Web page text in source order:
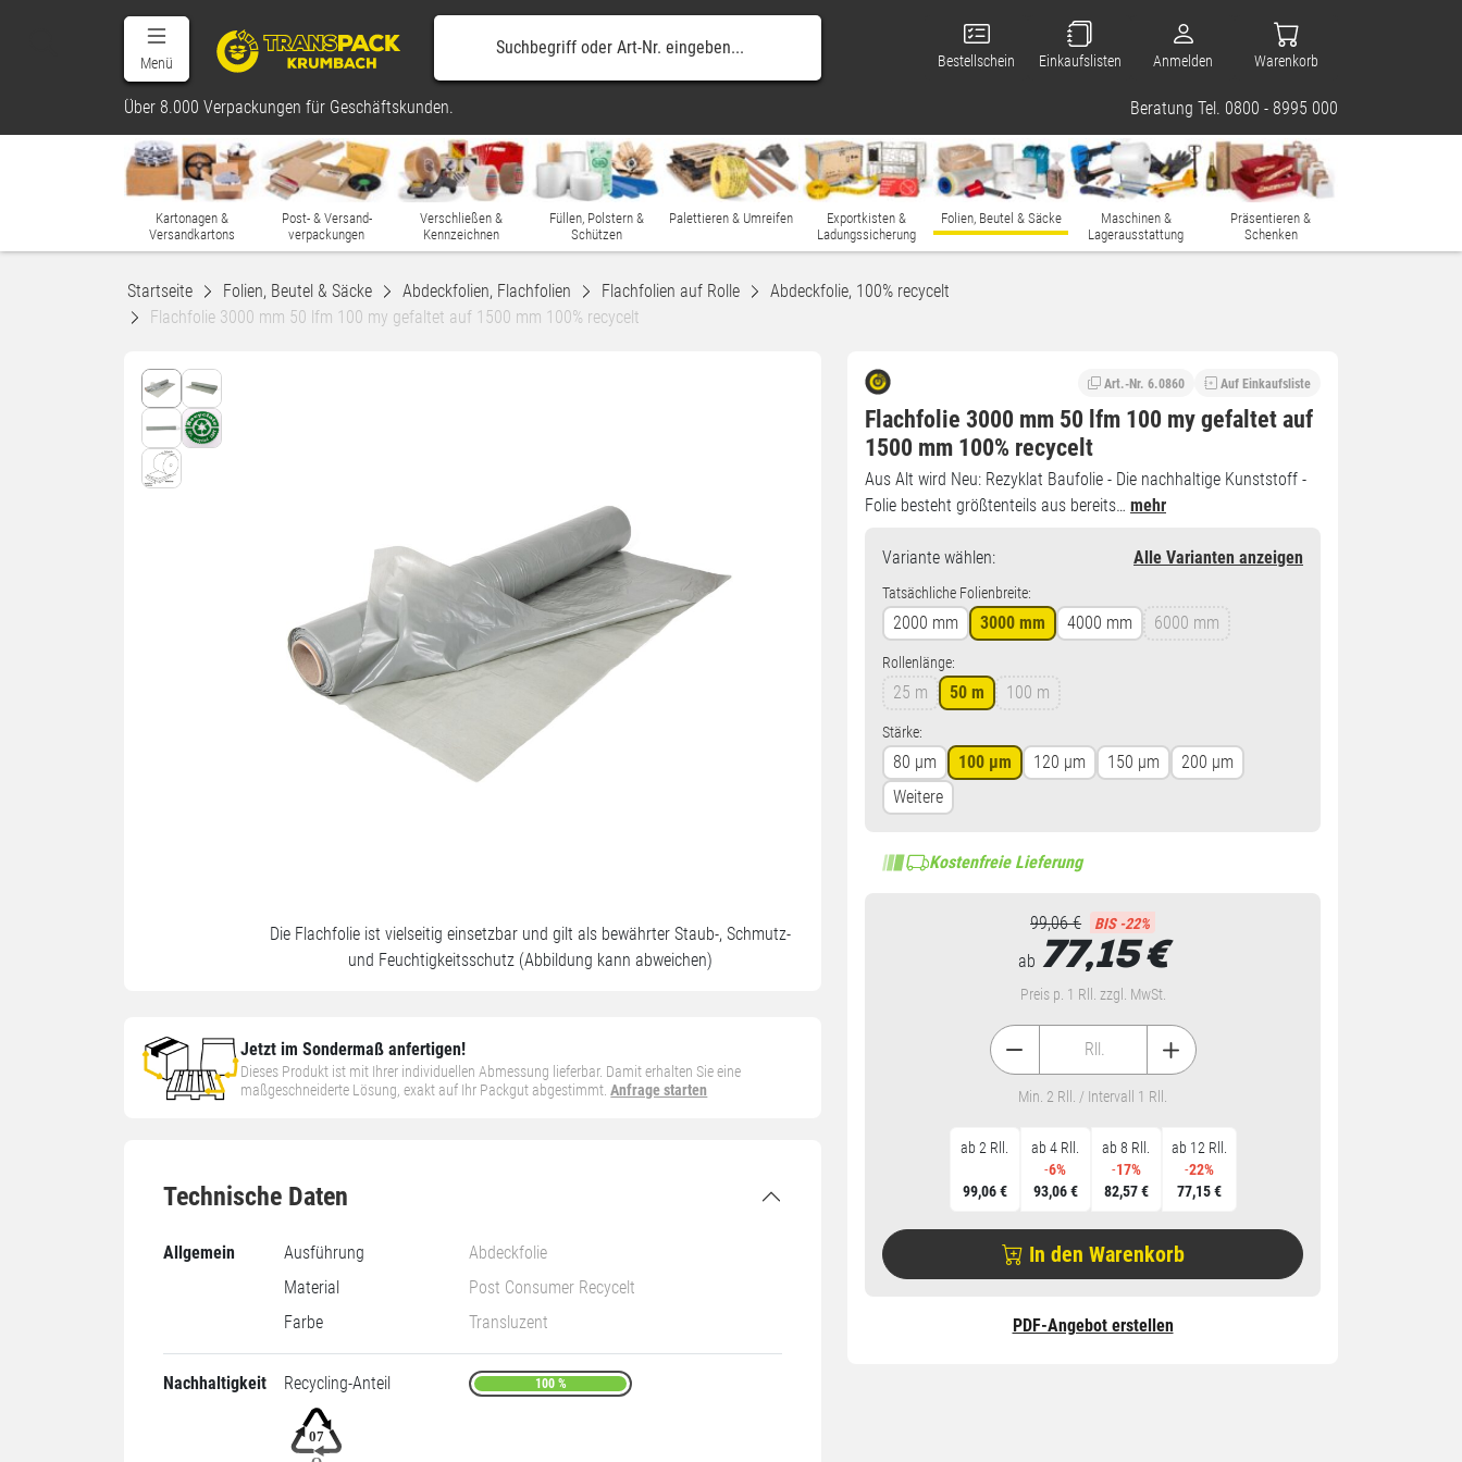
Menü Bestellschein Einkaufslisten Anmelden Warenkorb
Über 8.000 Verpackungen für Geschäftskunden. Beratung Tel. 0800 - 8995 000
Kartonagen &
Versandkartons
Post- & Versand-
verpackungen
Verschließen &
Kennzeichnen
Füllen, Polstern &
Schützen
Palettieren & Umreifen
Exportkisten &
Ladungssicherung
Folien, Beutel & Säcke
Maschinen &
Lagerausstattung
Präsentieren &
Schenken
Startseite Folien, Beutel & Säcke Abdeckfolien, Flachfolien Flachfolien auf Rolle
Abdeckfolie, 100% recycelt
Flachfolie 3000 mm 50 lfm 100 my gefaltet auf 1500 mm 100% recycelt
Die Flachfolie ist vielseitig einsetzbar und gilt als bewährter Staub-, Schmutz-
und Feuchtigkeitsschutz (Abbildung kann abweichen)
Jetzt im Sondermaß anfertigen!
Dieses Produkt ist mit Ihrer individuellen Abmessung lieferbar. Damit erhalten Sie eine
maßgeschneiderte Lösung, exakt auf Ihr Packgut abgestimmt.Anfrage starten
Technische Daten
Allgemein Ausführung
Abdeckfolie
Material
Post Consumer Recycelt
Farbe
Transluzent
Nachhaltigkeit Recycling-Anteil 100 %
Art.-Nr. 6.0860 Auf Einkaufsliste
Flachfolie 3000 mm 50 lfm 100 my gefaltet auf
1500 mm 100% recycelt
Aus Alt wird Neu: Rezyklat Baufolie - Die nachhaltige Kunststoff -
Folie besteht größtenteils aus bereits… mehr
Variante wählen: Alle Varianten anzeigen
Tatsächliche Folienbreite:
2000 mm 3000 mm 4000 mm 6000 mm
Rollenlänge:
25 m 50 m 100 m
Stärke:
80 µm 100 µm 120 µm 150 µm
200 µm
Weitere
Kostenfreie Lieferung
99,06 € BIS -22%
ab 77,15 €
Preis p. 1 Rll. zzgl. MwSt.
ab 2 Rll.
99,06 €
ab 4 Rll.
-6%
93,06 €
ab 8 Rll.
-17%
82,57 €
ab 12 Rll.
-22%
77,15 €
Rll.
Min. 2 Rll. / Intervall 1 Rll.
In den Warenkorb
PDF-Angebot erstellen